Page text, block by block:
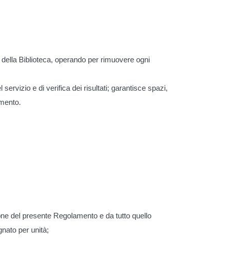
Biblioteca, operando per rimuovere ogni
servizio e di verifica dei risultati; garantisce spazi,
del presente Regolamento e da tutto quello
per unità;